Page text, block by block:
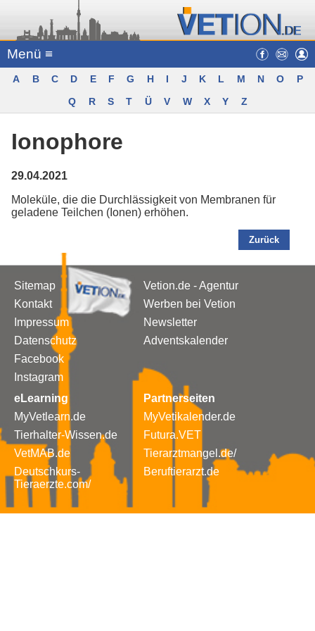
Menü ≡
A B C D E F G H I J K L M N O
P
Q
R S T Ü V W X Y Z
Ionophore
29.04.2021
Moleküle, die die Durchlässigkeit von Membranen für
geladene Teilchen (Ionen) erhöhen.
Zurück
Sitemap
Kontakt
Impressum
Datenschutz
Facebook
Instagram
Vetion.de - Agentur
Werben bei Vetion
Newsletter
Adventskalender
eLearning
MyVetlearn.de
Tierhalter-Wissen.de
VetMAB.de
Deutschkurs-
Tieraerzte.com/
Partnerseiten
MyVetikalender.de
Futura.VET
Tierarztmangel.de/
Beruftierarzt.de